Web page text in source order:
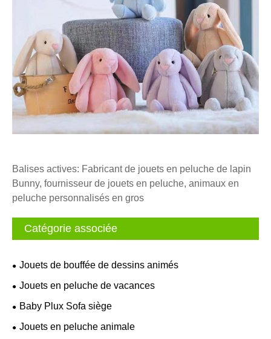
Balises actives: Fabricant de jouets en peluche de lapin
Bunny, fournisseur de jouets en peluche, animaux en
peluche personnalisés en gros
Catégorie associée
Jouets de bouffée de dessins animés
Jouets en peluche de vacances
Baby Plux Sofa siège
Jouets en peluche animale